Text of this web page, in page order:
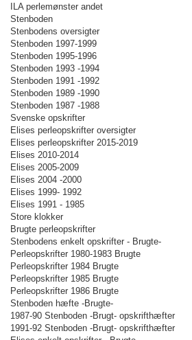
ILA perlemønster andet
Stenboden
Stenbodens oversigter
Stenboden 1997-1999
Stenboden 1995-1996
Stenboden 1993 -1994
Stenboden 1991 -1992
Stenboden 1989 -1990
Stenboden 1987 -1988
Svenske opskrifter
Elises perleopskrifter oversigter
Elises perleopskrifter 2015-2019
Elises 2010-2014
Elises 2005-2009
Elises 2004 -2000
Elises 1999- 1992
Elises 1991 - 1985
Store klokker
Brugte perleopskrifter
Stenbodens enkelt opskrifter - Brugte-
Perleopskrifter 1980-1983 Brugte
Perleopskrifter 1984 Brugte
Perleopskrifter 1985 Brugte
Perleopskrifter 1986 Brugte
Stenboden hæfte -Brugte-
1987-90 Stenboden -Brugt- opskrifthæfter
1991-92 Stenboden -Brugt- opskrifthæfter